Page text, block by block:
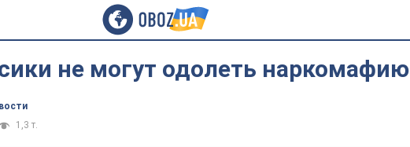
не могут одолеть наркомафию
1,3 т.